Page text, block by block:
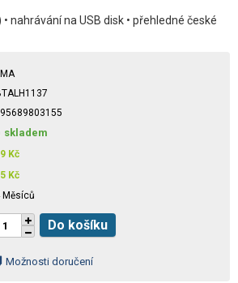
• nahrávání na USB disk • přehledné české
skladem
Kč
Kč
Měsíců
Do košíku
Možnosti doručení